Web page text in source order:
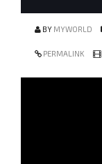
BY MYWORLD
PERMALINK